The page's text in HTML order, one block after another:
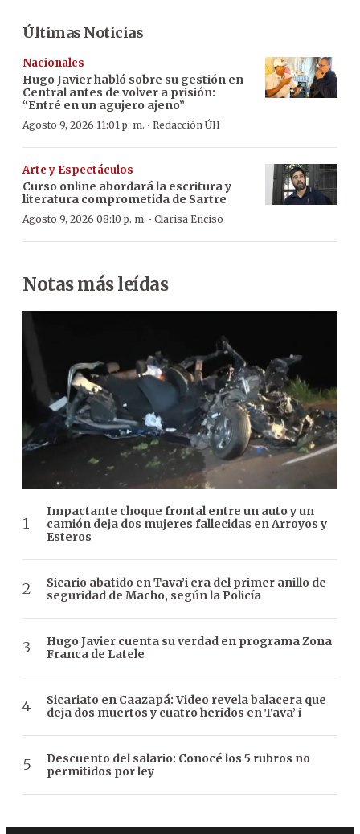
Últimas Noticias
Nacionales
Hugo Javier habló sobre su gestión en
Central antes de volver a prisión:
“Entré en un agujero ajeno”
Agosto 9, 2026 11:01 p. m. · Redacción ÚH
Arte y Espectáculos
Curso online abordará la escritura y
literatura comprometida de Sartre
Agosto 9, 2026 08:10 p. m. · Clarisa Enciso
Notas más leídas
Impactante choque frontal entre un auto y un
camión deja dos mujeres fallecidas en Arroyos y
Esteros
Sicario abatido en Tava’i era del primer anillo de
seguridad de Macho, según la Policía
Hugo Javier cuenta su verdad en programa Zona
Franca de Latele
Sicariato en Caazapá: Video revela balacera que
deja dos muertos y cuatro heridos en Tava’ i
Descuento del salario: Conocé los 5 rubros no
permitidos por ley